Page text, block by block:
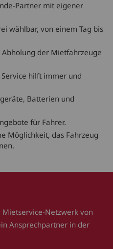
Partner mit eigener
wählbar, von einem Tag bis
der Mietfahrzeuge
hilft immer und
Batterien und
für Fahrer.
Möglichkeit, das Fahrzeug
Netzwerk von
Ansprechpartner in der